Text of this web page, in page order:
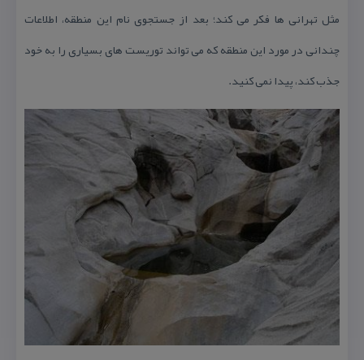
مثل تهرانی ها فكر می كند؛ بعد از جستجوی نام این منطقه، اطلاعات
چندانی در مورد این منطقه كه می تواند توریست های بسیاری را به خود
جذب كند، پیدا نمی كنید.